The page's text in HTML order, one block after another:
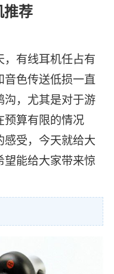
推荐
有线耳机任占有
色传送低损一直
沟，尤其是对于游
预算有限的情况
受，今天就给大
能给大家带来惊